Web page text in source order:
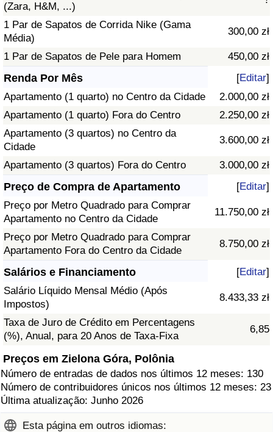
(Zara, H&M, ...)
1 Par de Sapatos de Corrida Nike (Gama
Média)
300,00 zł
1 Par de Sapatos de Pele para Homem 450,00 zł
Renda Por Mês [Editar]
Apartamento (1 quarto) no Centro da Cidade
2.000,00 zł
Apartamento (1 quarto) Fora do Centro
2.250,00 zł
Apartamento (3 quartos) no Centro da
Cidade
3.600,00 zł
Apartamento (3 quartos) Fora do Centro 3.000,00 zł
Preço de Compra de Apartamento [Editar]
Preço por Metro Quadrado para Comprar
Apartamento no Centro da Cidade
11.750,00 zł
Preço por Metro Quadrado para Comprar
Apartamento Fora do Centro da Cidade
8.750,00 zł
Salários e Financiamento [Editar]
Salário Líquido Mensal Médio (Após
Impostos)
8.433,33 zł
Taxa de Juro de Crédito em Percentagens
(%), Anual, para 20 Anos de Taxa-Fixa
6,85
Preços em Zielona Góra, Polônia
Número de entradas de dados nos últimos 12 meses: 130
Número de contribuidores únicos nos últimos 12 meses: 23
Última atualização: Junho 2026
Esta página em outros idiomas: